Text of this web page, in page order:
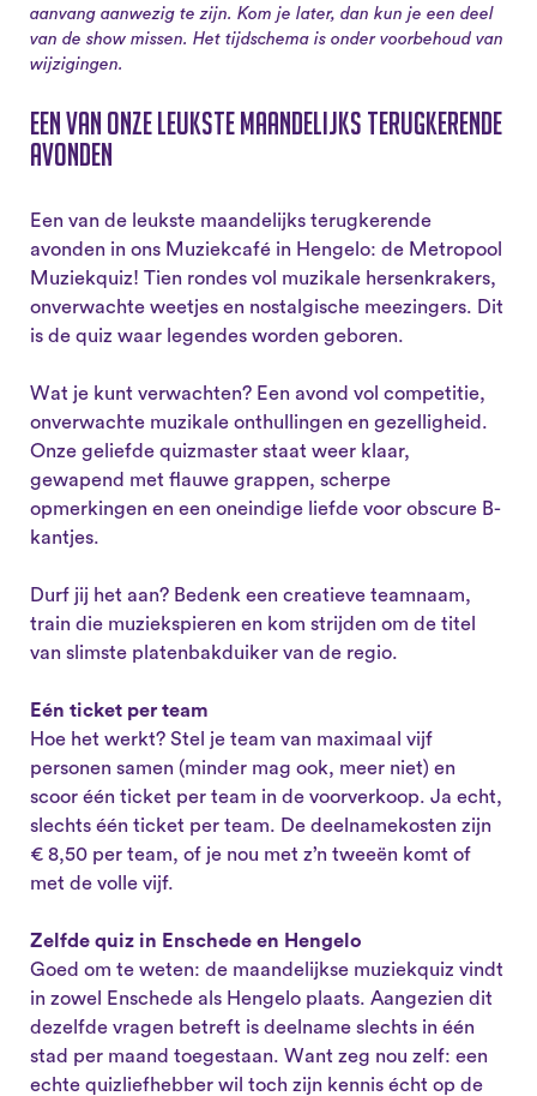
aanvang aanwezig te zijn. Kom je later, dan kun je een deel
van de show missen. Het tijdschema is onder voorbehoud van
wijzigingen.
Een van onze leukste maandelijks terugkerende
avonden
Een van de leukste maandelijks terugkerende
avonden in ons Muziekcafé in Hengelo: de Metropool
Muziekquiz! Tien rondes vol muzikale hersenkrakers,
onverwachte weetjes en nostalgische meezingers. Dit
is de quiz waar legendes worden geboren.
Wat je kunt verwachten? Een avond vol competitie,
onverwachte muzikale onthullingen en gezelligheid.
Onze geliefde quizmaster staat weer klaar,
gewapend met flauwe grappen, scherpe
opmerkingen en een oneindige liefde voor obscure B-
kantjes.
Durf jij het aan? Bedenk een creatieve teamnaam,
train die muziekspieren en kom strijden om de titel
van slimste platenbakduiker van de regio.
Eén ticket per team
Hoe het werkt? Stel je team van maximaal vijf
personen samen (minder mag ook, meer niet) en
scoor één ticket per team in de voorverkoop. Ja echt,
slechts één ticket per team. De deelnamekosten zijn
€ 8,50 per team, of je nou met z’n tweeën komt of
met de volle vijf.
Zelfde quiz in Enschede en Hengelo
Goed om te weten: de maandelijkse muziekquiz vindt
in zowel Enschede als Hengelo plaats. Aangezien dit
dezelfde vragen betreft is deelname slechts in één
stad per maand toegestaan. Want zeg nou zelf: een
echte quizliefhebber wil toch zijn kennis écht op de